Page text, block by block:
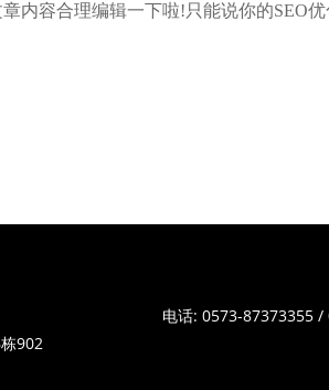
内容合理编辑一下啦!只能说你的SEO
902
电话: 0573-87373355/